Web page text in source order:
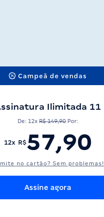
Campeã de vendas
Ilimitada 11
De: 12x R$ 149,90 Por:
12x R$57,90
no cartão? Sem problemas!
Assine agora